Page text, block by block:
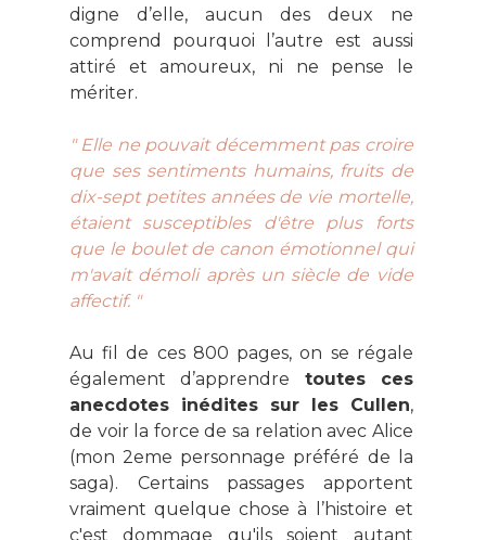
digne d’elle, aucun des deux ne
comprend pourquoi l’autre est aussi
attiré et amoureux, ni ne pense le
mériter.
" Elle ne pouvait décemment pas croire
que ses sentiments humains, fruits de
dix-sept petites années de vie mortelle,
étaient susceptibles d'être plus forts
que le boulet de canon émotionnel qui
m'avait démoli après un siècle de vide
affectif. "
Au fil de ces 800 pages, on se régale
également d’apprendre toutes ces
anecdotes inédites sur les Cullen,
de voir la force de sa relation avec Alice
(mon 2eme personnage préféré de la
saga). Certains passages apportent
vraiment quelque chose à l’histoire et
c'est dommage qu'ils soient autant